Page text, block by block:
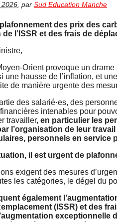
2026, par Sud Education Manche
des prix des
l’ISSR et des frais de
Orient provoque un
une hausse de l’inflation, et
de manière urgente des
des salarié·es, des
intenables pour
travailler, en particulier les
l’organisation de leur
personnels en service
il est urgent de
exigent des mesures
les catégories, le dégel du
également
(ISSR) et des
exceptionnelle